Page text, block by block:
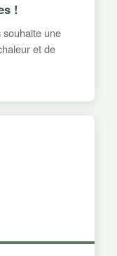
!
une
et de